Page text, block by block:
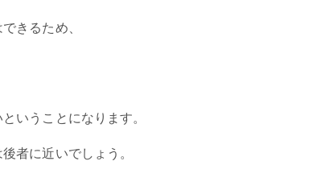
きるため、
いうことになります。
者に近いでしょう。